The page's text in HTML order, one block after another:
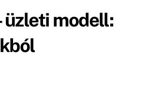
üzleti modell: